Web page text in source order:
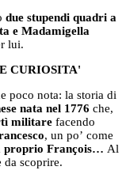
due stupendi quadri a
e Madamigella
lui.
CURIOSITA'
nata nel 1776
militare facendo
, un po’ come
proprio François… Al
da scoprire.